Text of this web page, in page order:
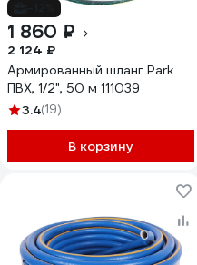
1 860 ₽
2 124 ₽
Армированный шланг Park
ПВХ, 1/2", 50 м 111039
3.4(19)
В корзину